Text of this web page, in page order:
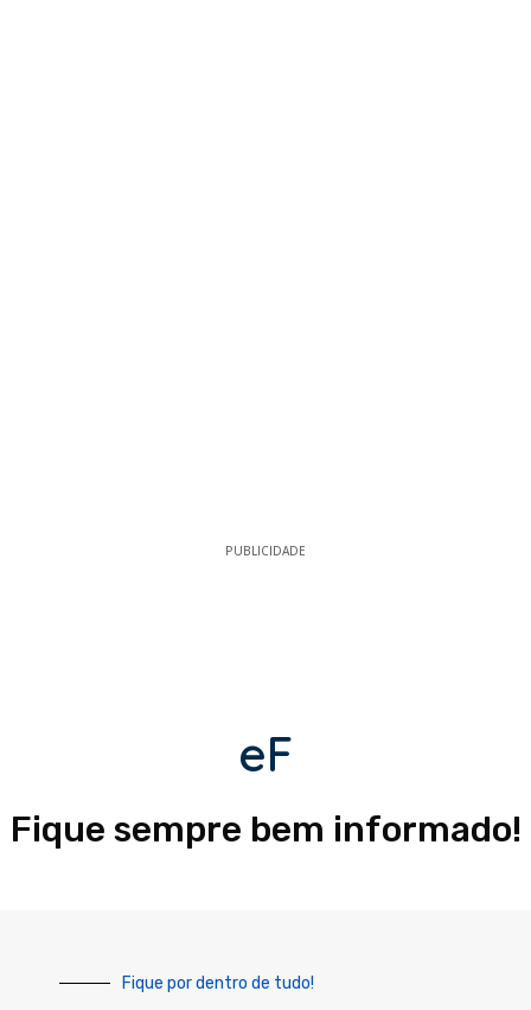
PUBLICIDADE
eF
Fique sempre bem informado!
Fique por dentro de tudo!